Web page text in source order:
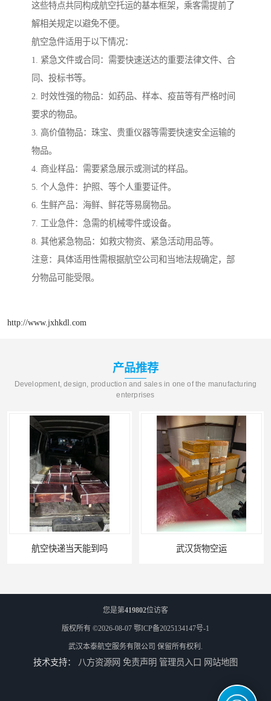
这些特点共同构成航空托运的基本框架，乘客需提前了
解相关规定以避免不便。
航空急件适用于以下情况：
1. 紧急文件或合同：需要快速送达的重要法律文件、合
同、投标书等。
2. 时效性强的物品：如药品、样本、疫苗等有严格时间
要求的物品。
3. 高价值物品：珠宝、贵重仪器等需要快速安全运输的
物品。
4. 商业样品：需要紧急展示或测试的样品。
5. 个人急件：护照、等个人重要证件。
6. 生鲜产品：海鲜、鲜花等易腐物品。
7. 工业急件：急需的机械零件或设备。
8. 其他紧急物品：如救灾物资、紧急活动用品等。
注意：具体适用性需根据航空公司和当地法规确定，部
分物品可能受限。
http://www.jxhkdl.com
产品推荐
Development, design, production and sales in one of the manufacturing
enterprises
航空快递当天能到吗 武汉货物空运
您是第419802位访客
版权所有 ©2026-08-07 鄂ICP备2025134147号-1
武汉本泰航空服务有限公司 保留所有权利.
技术支持： 八方资源网 免责声明 管理员入口 网站地图